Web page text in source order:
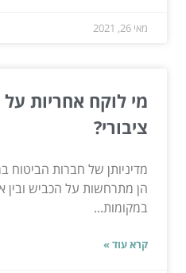
מאי 26, 2021
מי לוקח אחריות
ציבורי?
מדיניותן של חברות הביטוח
הן מתרחשות על הכביש
במקומות...
קרא עוד »